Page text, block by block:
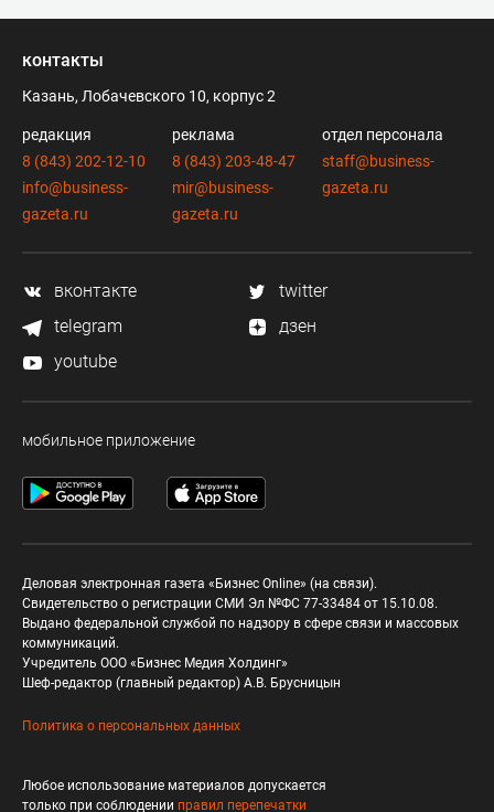
контакты
Казань, Лобачевского 10, корпус 2
редакция
8 (843) 202-12-10
info@business-
gazeta.ru
реклама
8 (843) 203-48-47
mir@business-
gazeta.ru
отдел персонала
staff@business-
gazeta.ru
вконтакте
twitter
telegram
дзен
youtube
мобильное приложение
Деловая электронная газета «Бизнес Online» (на связи).
Свидетельство о регистрации СМИ Эл №ФС 77-33484 от 15.10.08.
Выдано федеральной службой по надзору в сфере связи и массовых
коммуникаций.
Учредитель ООО «Бизнес Медия Холдинг»
Шеф-редактор (главный редактор) А.В. Брусницын
Политика о персональных данных
Любое использование материалов допускается
только при соблюдении правил перепечатки